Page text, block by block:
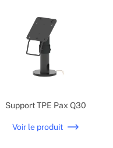
Support TPE Pax Q30
Voir le produit